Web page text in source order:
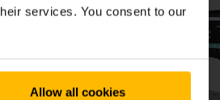
services. You consent to our
Allow all cookies